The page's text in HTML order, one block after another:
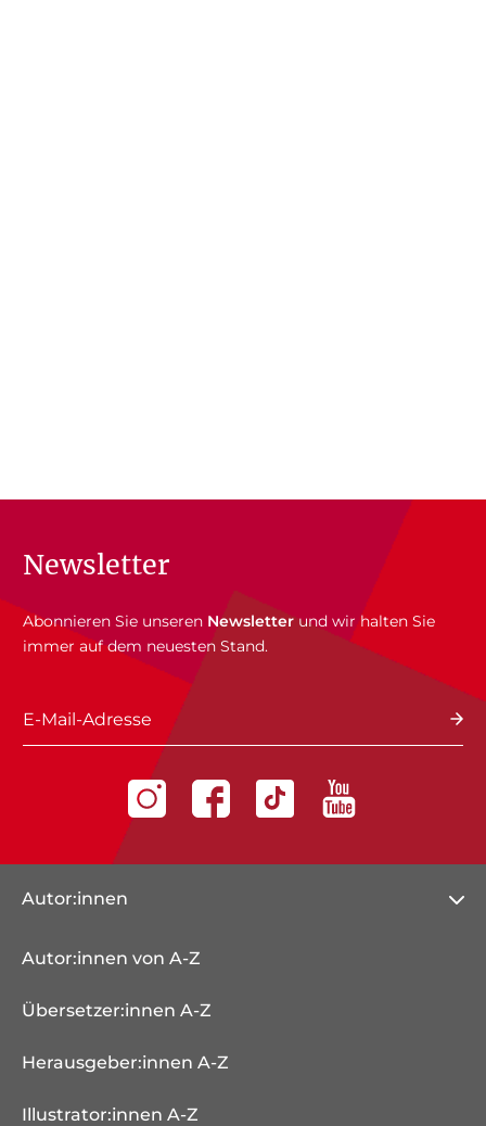
Newsletter
Abonnieren Sie unseren Newsletterund wir halten Sie
immer auf dem neuesten Stand.
E-Mail-Adresse
Autor:innen
Autor:innen von A-Z
Übersetzer:innen A-Z
Herausgeber:innen A-Z
Illustrator:innen A-Z